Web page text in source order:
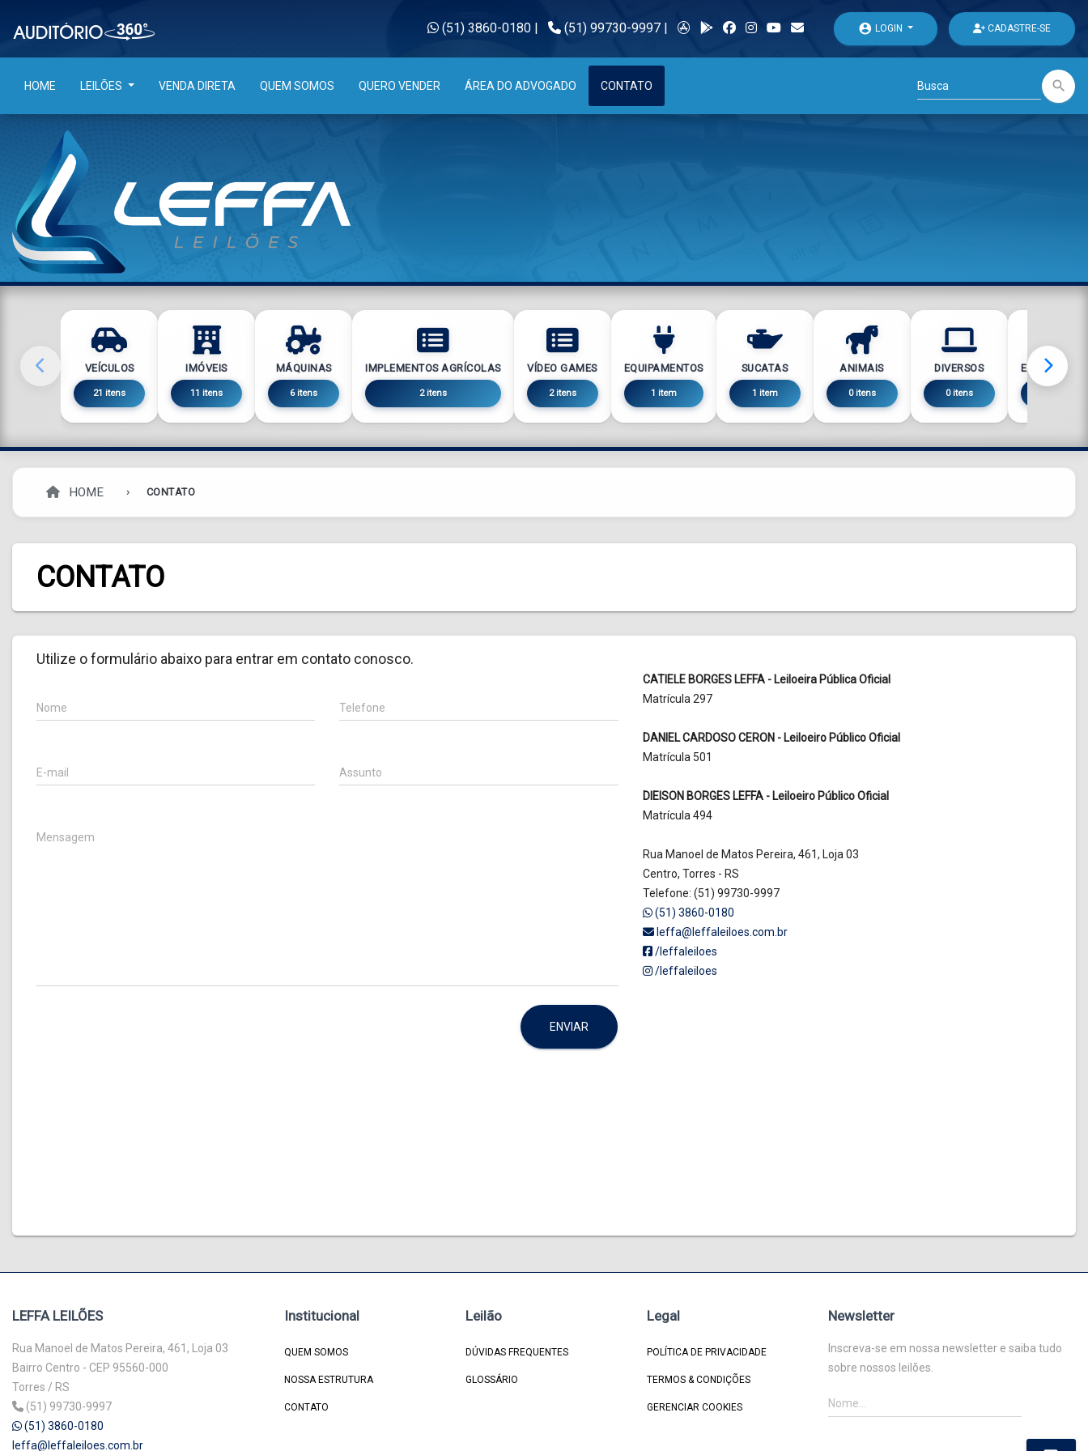
(51) 3860-0180| (51) 99730-9997| account_circle LOGIN CADASTRE-SE
HOME LEILÕES VENDA DIRETA QUEM SOMOS QUERO VENDER ÁREA DO ADVOGADO CONTATO search
VEÍCULOS
21 itens
IMÓVEIS
11 itens
MÁQUINAS
6 itens
IMPLEMENTOS AGRÍCOLAS
2 itens
VÍDEO GAMES
2 itens
EQUIPAMENTOS
1 item
SUCATAS
1 item
ANIMAIS
0 itens
DIVERSOS
0 itens
HOME CONTATO
CONTATO
Utilize o formulário abaixo para entrar em contato conosco.
Nome Telefone
E-mail Assunto
Mensagem
ENVIAR
CATIELE BORGES LEFFA - Leiloeira Pública Oficial
Matrícula 297
DANIEL CARDOSO CERON - Leiloeiro Público Oficial
Matrícula 501
DIEISON BORGES LEFFA - Leiloeiro Público Oficial
Matrícula 494
Rua Manoel de Matos Pereira, 461, Loja 03
Centro, Torres - RS
Telefone: (51) 99730-9997
(51) 3860-0180
leffa@leffaleiloes.com.br
/leffaleiloes
/leffaleiloes
LEFFA LEILÕES
Rua Manoel de Matos Pereira, 461, Loja 03
Bairro Centro - CEP 95560-000
Torres / RS
(51) 99730-9997
(51) 3860-0180
leffa@leffaleiloes.com.br
Institucional
QUEM SOMOS
NOSSA ESTRUTURA
CONTATO
Leilão
DÚVIDAS FREQUENTES
GLOSSÁRIO
Legal
POLÍTICA DE PRIVACIDADE
TERMOS & CONDIÇÕES
GERENCIAR COOKIES
Newsletter
Inscreva-se em nossa newsletter e saiba tudo
sobre nossos leilões.